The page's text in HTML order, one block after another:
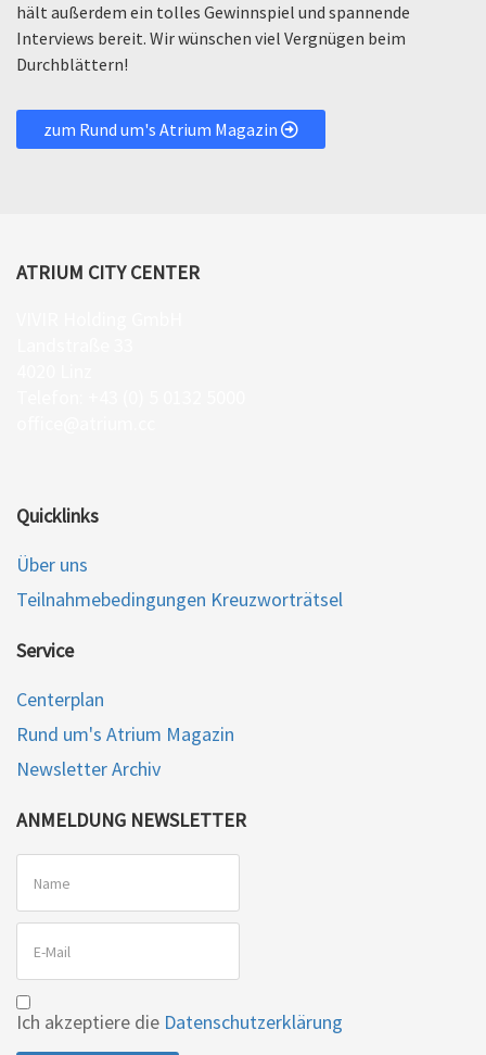
hält außerdem ein tolles Gewinnspiel und spannende
Interviews bereit. Wir wünschen viel Vergnügen beim
Durchblättern!
zum Rund um's Atrium Magazin
ATRIUM CITY CENTER
Quicklinks
Über uns
Teilnahmebedingungen Kreuzworträtsel
Service
Centerplan
Rund um's Atrium Magazin
Newsletter Archiv
ANMELDUNG NEWSLETTER
Ich akzeptiere die Datenschutzerklärung